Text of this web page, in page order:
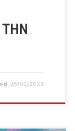
ΤΗΝ
25/01/2023